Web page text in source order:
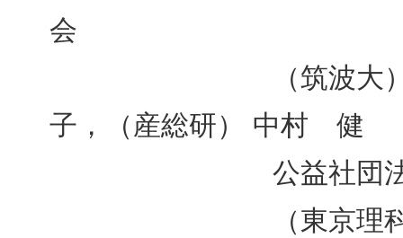
会
（筑波大） 久保
子，（産総研） 中村 健
公益社団法人日本
（東京理科大） 山